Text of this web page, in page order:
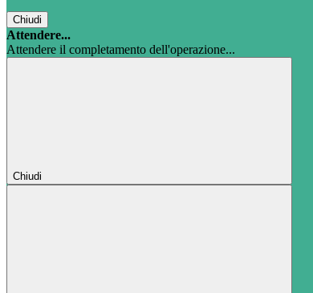
Chiudi
Attendere...
Attendere il completamento dell'operazione...
Chiudi